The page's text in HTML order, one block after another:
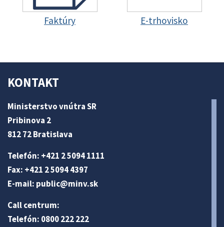
Faktúry E-trhovisko
KONTAKT
Ministerstvo vnútra SR
Pribinova 2
812 72 Bratislava
Telefón: +421 2 5094 1111
Fax: +421 2 5094 4397
E-mail: public@minv.sk
Call centrum:
Telefón: 0800 222 222